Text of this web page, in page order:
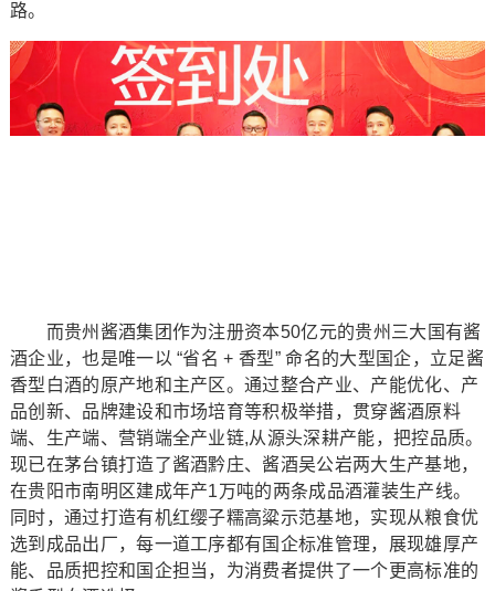
路。
而贵州酱酒集团作为注册资本50亿元的贵州三大国有酱
酒企业，也是唯一以 “省名 + 香型” 命名的大型国企，立足酱
香型白酒的原产地和主产区。通过整合产业、产能优化、产
品创新、品牌建设和市场培育等积极举措，贯穿酱酒原料
端、生产端、营销端全产业链,从源头深耕产能，把控品质。
现已在茅台镇打造了酱酒黔庄、酱酒吴公岩两大生产基地，
在贵阳市南明区建成年产1万吨的两条成品酒灌装生产线。
同时，通过打造有机红缨子糯高粱示范基地，实现从粮食优
选到成品出厂，每一道工序都有国企标准管理，展现雄厚产
能、品质把控和国企担当，为消费者提供了一个更高标准的